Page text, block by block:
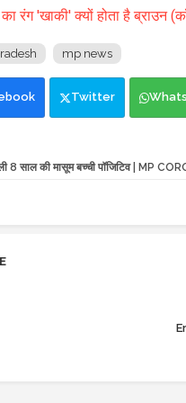
रंग 'खाकी' क्यों होता है ब्राउन
mp news
Twitter
8 साल की मासूम बच्ची पॉजिटिव | MP